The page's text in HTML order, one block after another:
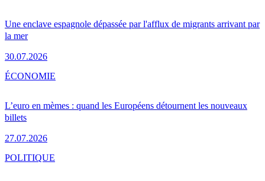
Une enclave espagnole dépassée par l'afflux de migrants arrivant par
la mer
30.07.2026
L’euro en mèmes : quand les Européens détournent les nouveaux
billets
27.07.2026
ÉCONOMIE
POLITIQUE